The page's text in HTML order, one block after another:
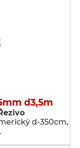
d3,5m
d-350cm,